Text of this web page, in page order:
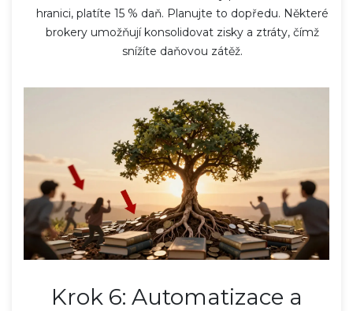
hranici, platíte 15 % daň. Planujte to dopředu. Některé
brokery umožňují konsolidovat zisky a ztráty, čímž
snížíte daňovou zátěž.
Krok 6: Automatizace a